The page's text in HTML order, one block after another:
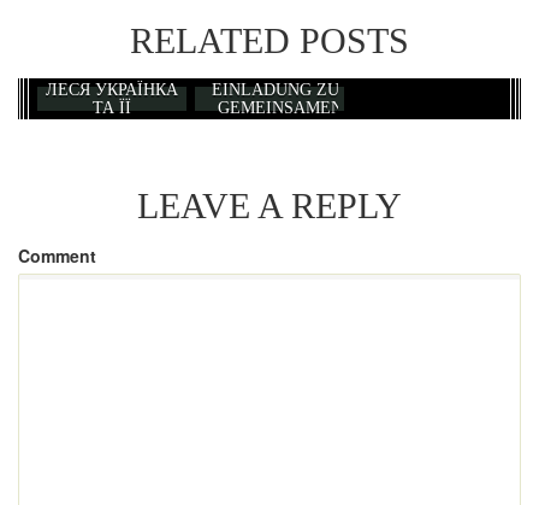
RELATED POSTS
ЛЕСЯ УКРАЇНКА
ТА ЇЇ
EINLADUNG ZUR
GEMEINSAMEN
LEAVE A REPLY
Comment